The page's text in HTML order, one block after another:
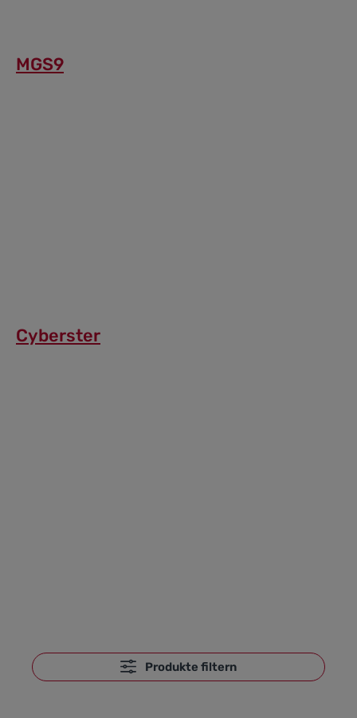
MGS9
Cyberster
Produkte filtern